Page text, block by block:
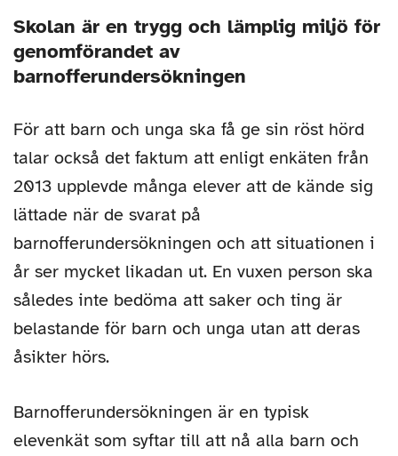
Skolan är en trygg och lämplig miljö för
genomförandet av
barnofferundersökningen
För att barn och unga ska få ge sin röst hörd
talar också det faktum att enligt enkäten från
2013 upplevde många elever att de kände sig
lättade när de svarat på
barnofferundersökningen och att situationen i
år ser mycket likadan ut. En vuxen person ska
således inte bedöma att saker och ting är
belastande för barn och unga utan att deras
åsikter hörs.
Barnofferundersökningen är en typisk
elevenkät som syftar till att nå alla barn och